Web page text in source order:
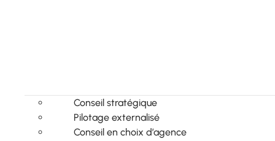
Conseil stratégique
Pilotage externalisé
Conseil en choix d’agence